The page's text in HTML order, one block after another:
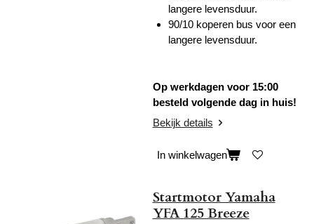
langere levensduur.
90/10 koperen bus voor een
langere levensduur.
Op werkdagen voor 15:00
besteld volgende dag in huis!
Bekijk details
In winkelwagen
Startmotor Yamaha
YFA 125 Breeze